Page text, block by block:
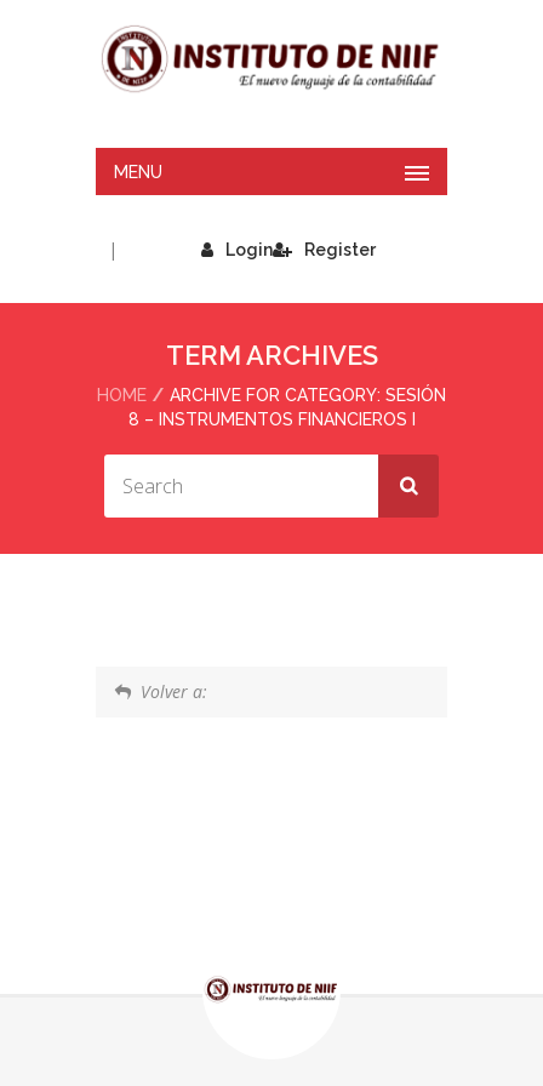
MENU
Login
| Register
TERM ARCHIVES
HOME
ARCHIVE FOR CATEGORY: SESIÓN
8 – INSTRUMENTOS FINANCIEROS I
Volver a: